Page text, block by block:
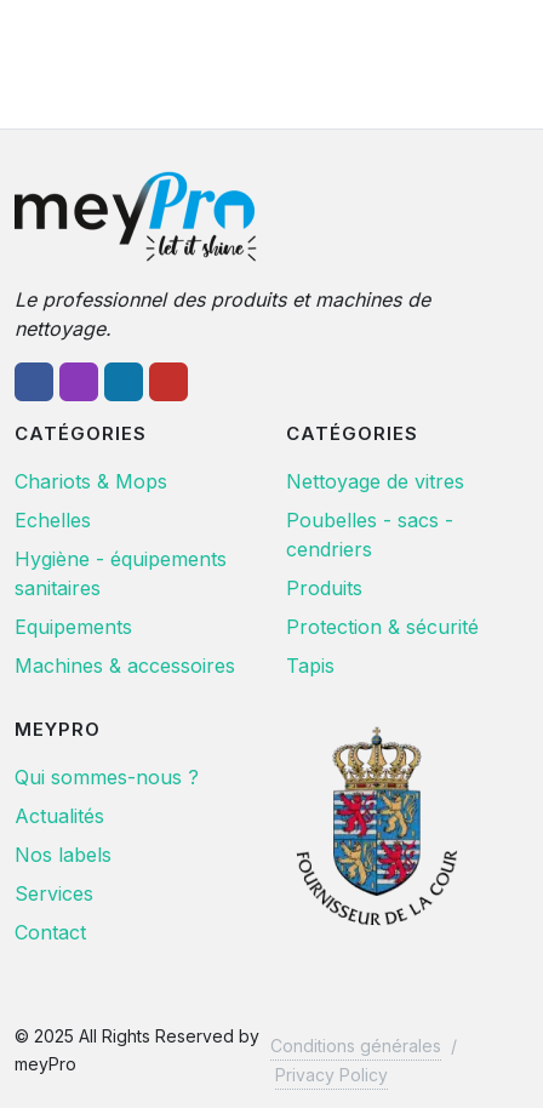
Le professionnel des produits et machines de
nettoyage.
CATÉGORIES
Chariots & Mops
Echelles
Hygiène - équipements
sanitaires
Equipements
Machines & accessoires
CATÉGORIES
Nettoyage de vitres
Poubelles - sacs -
cendriers
Produits
Protection & sécurité
Tapis
MEYPRO
Qui sommes-nous ?
Actualités
Nos labels
Services
Contact
© 2025 All Rights Reserved by
meyPro
Conditions générales /
Privacy Policy